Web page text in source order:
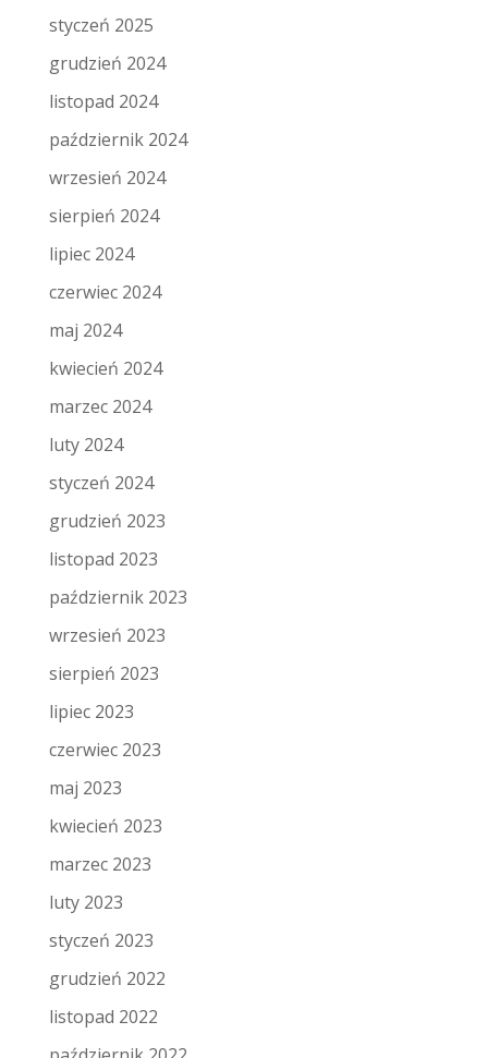
styczeń 2025
grudzień 2024
listopad 2024
październik 2024
wrzesień 2024
sierpień 2024
lipiec 2024
czerwiec 2024
maj 2024
kwiecień 2024
marzec 2024
luty 2024
styczeń 2024
grudzień 2023
listopad 2023
październik 2023
wrzesień 2023
sierpień 2023
lipiec 2023
czerwiec 2023
maj 2023
kwiecień 2023
marzec 2023
luty 2023
styczeń 2023
grudzień 2022
listopad 2022